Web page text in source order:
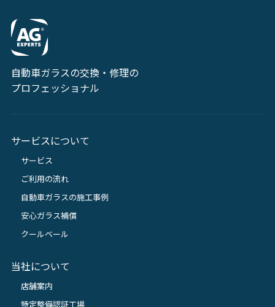
自動車ガラスの交換・修理の
プロフェッショナル
サービスについて
サービス
ご利用の流れ
自動車ガラスの施工事例
安心ガラス補償
クールベール
当社について
店舗案内
特定整備認証工場